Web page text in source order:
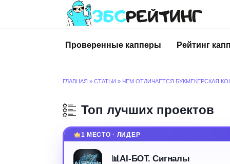
Проверенные капперы
Рейтинг
ГЛАВНАЯ » СТАТЬИ » ЧЕМ ОТЛИЧАЕТСЯ БУКМЕКЕРСКАЯ
Топ лучших проектов
1 МЕСТО · ЛИДЕР
📊AI-БОТ. Сигналы